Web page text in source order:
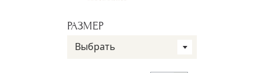
РАЗМЕР
Выбрать